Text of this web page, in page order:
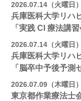
2026.07.14（火曜日）
兵庫医科大学リハ
「実践 CI 療法講
2026.07.14（火曜日）
兵庫医科大学リハ
「脳卒中予後予測
2026.07.09（木曜日）
東京都作業療法士